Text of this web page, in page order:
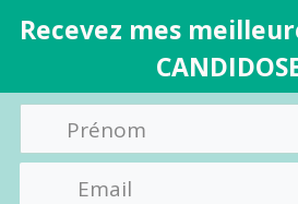
Recevez mes